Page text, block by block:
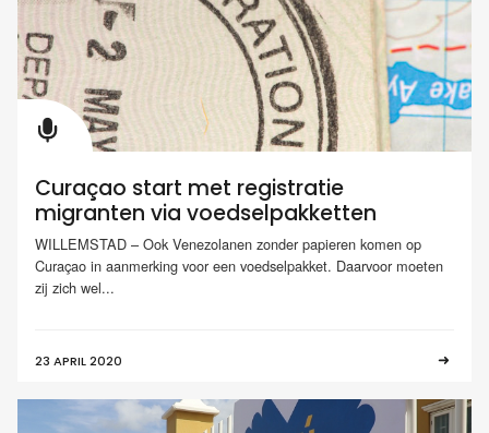
Curaçao start met registratie
migranten via voedselpakketten
WILLEMSTAD – Ook Venezolanen zonder papieren komen op
Curaçao in aanmerking voor een voedselpakket. Daarvoor moeten
zij zich wel...
23 APRIL 2020